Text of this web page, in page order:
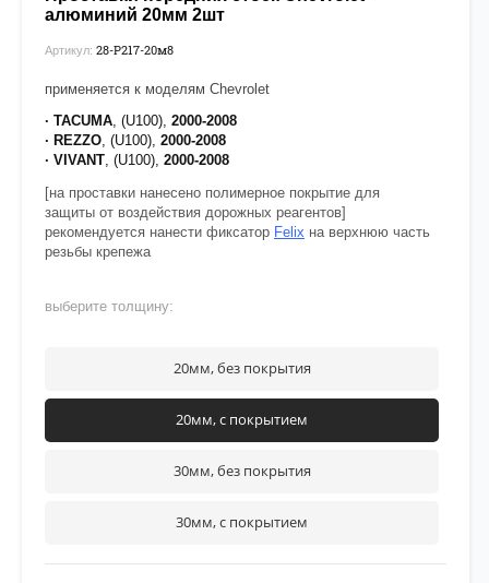
алюминий 20мм 2шт
Артикул: 28-P217-20м8
применяется к моделям Chevrolet
· TACUMA , (U100), 2000-2008
· REZZO (U100), 2000-2008
· VIVANT , (U100), 2000-2008
[на проставки нанесено полимерное покрытие для
защиты от воздействия дорожных реагентов]
рекомендуется нанести фиксатор Felix на верхнюю часть
резьбы крепежа
выберите толщину:
20мм, без покрытия
20мм, с покрытием
30мм, без покрытия
30мм, с покрытием